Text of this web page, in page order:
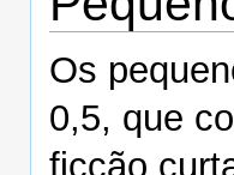
Os
0,5, que
ficção